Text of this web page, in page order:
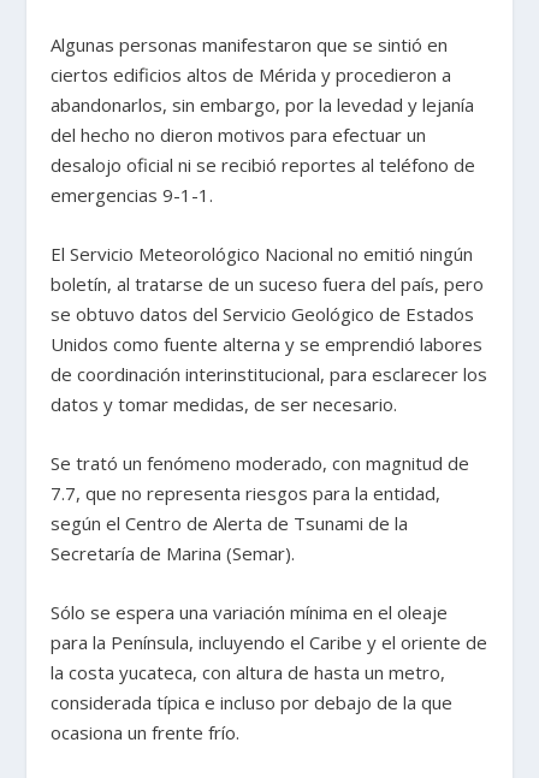
Algunas personas manifestaron que se sintió en
ciertos edificios altos de Mérida y procedieron a
abandonarlos, sin embargo, por la levedad y lejanía
del hecho no dieron motivos para efectuar un
desalojo oficial ni se recibió reportes al teléfono de
emergencias 9-1-1.
El Servicio Meteorológico Nacional no emitió ningún
boletín, al tratarse de un suceso fuera del país, pero
se obtuvo datos del Servicio Geológico de Estados
Unidos como fuente alterna y se emprendió labores
de coordinación interinstitucional, para esclarecer los
datos y tomar medidas, de ser necesario.
Se trató un fenómeno moderado, con magnitud de
7.7, que no representa riesgos para la entidad,
según el Centro de Alerta de Tsunami de la
Secretaría de Marina (Semar).
Sólo se espera una variación mínima en el oleaje
para la Península, incluyendo el Caribe y el oriente de
la costa yucateca, con altura de hasta un metro,
considerada típica e incluso por debajo de la que
ocasiona un frente frío.